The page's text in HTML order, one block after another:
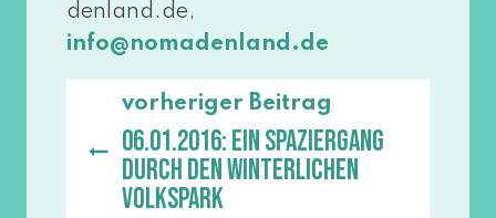
den​land​.de,
info@​nomadenland.​de
vorheriger Beitrag
06.01.2016: Ein Spaziergang
durch den winterlichen
Volkspark